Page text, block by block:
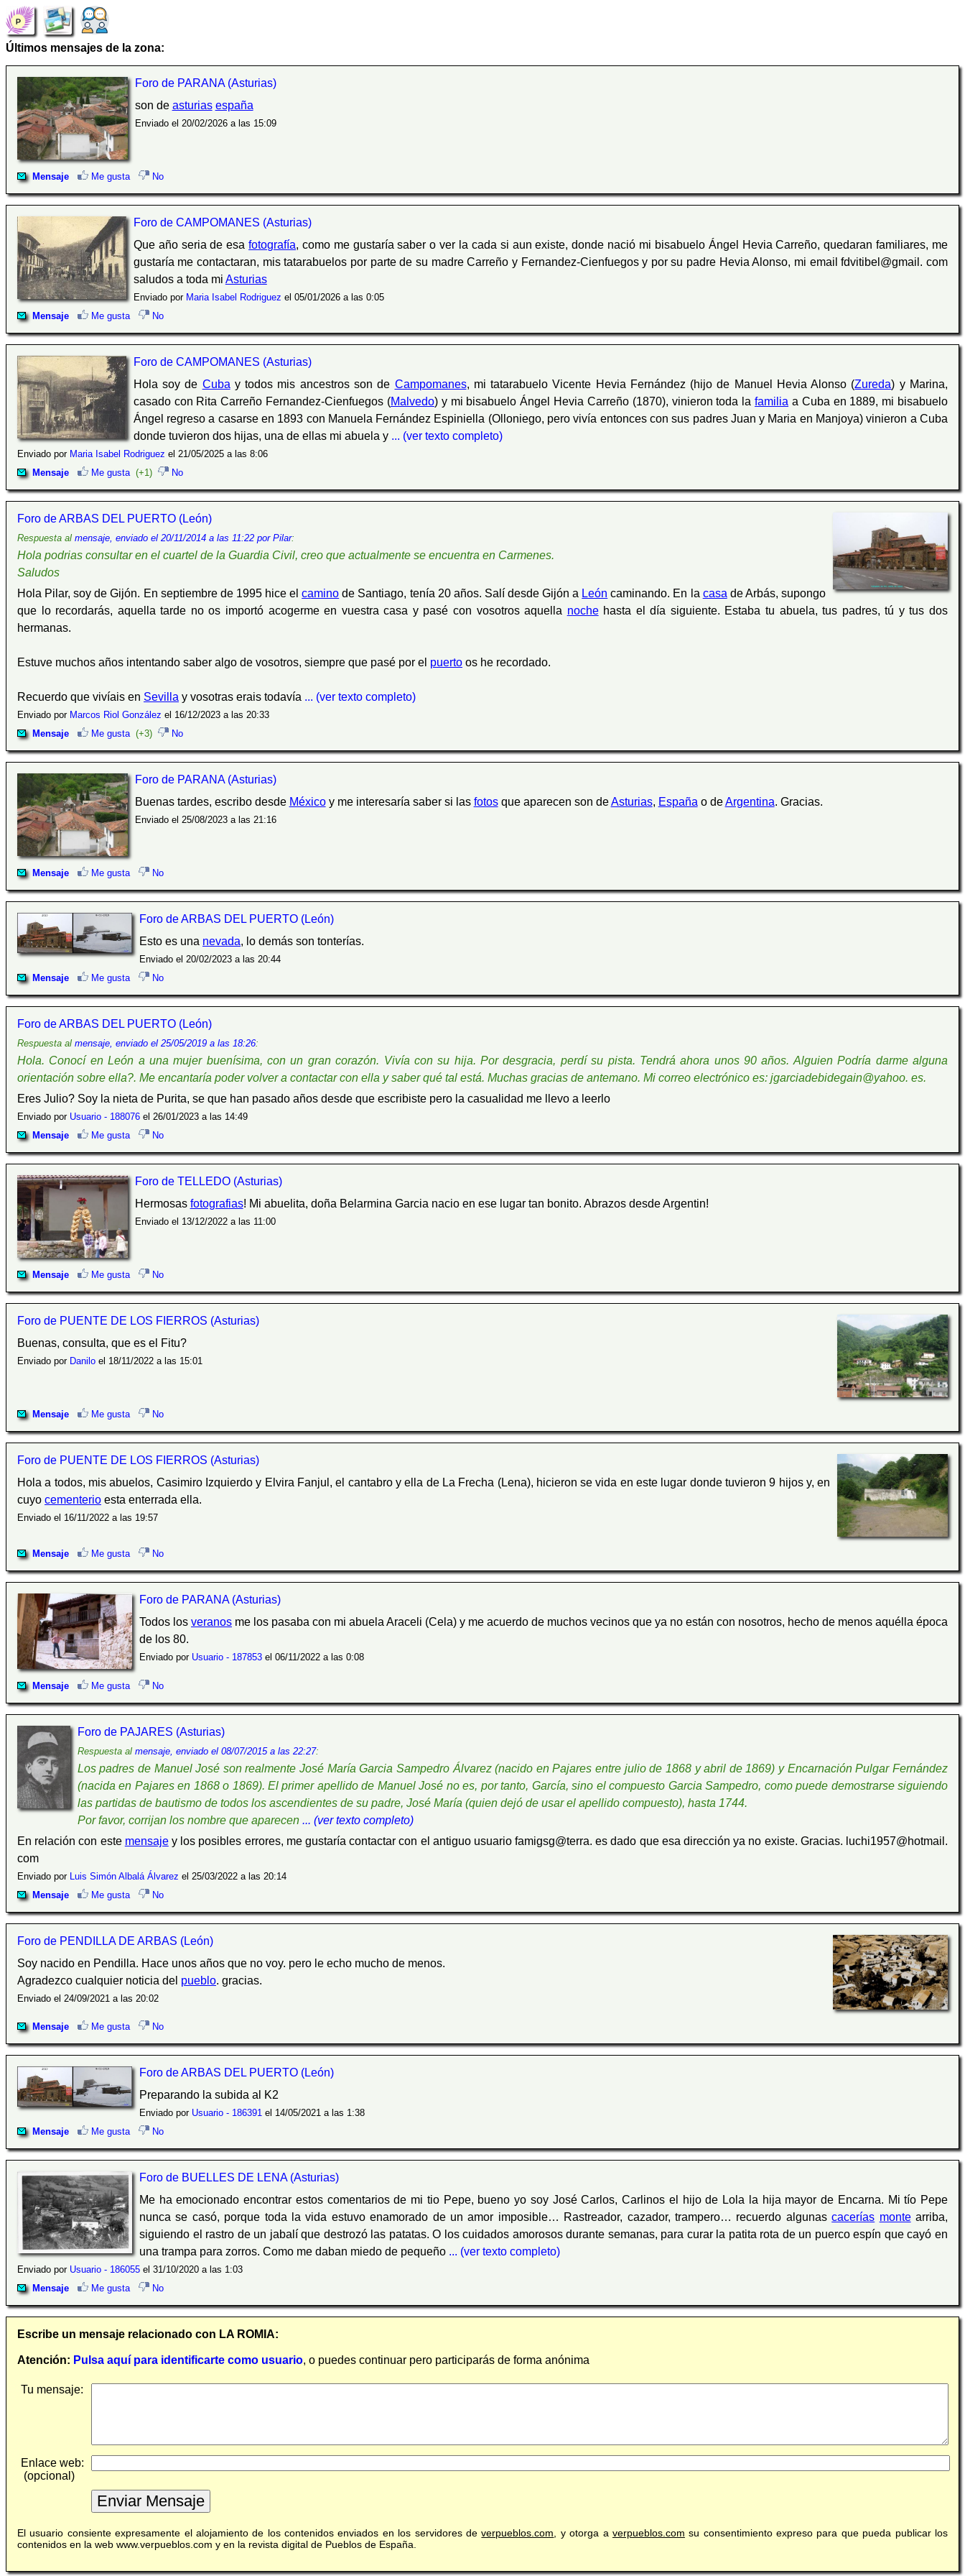
Últimos mensajes de la zona:
Foro de PARANA (Asturias)
son de asturias españa
Enviado el 20/02/2026 a las 15:09
Mensaje Me gusta No
Foro de CAMPOMANES (Asturias)
Que año seria de esafotografía, como me gustaría saber o ver la cada si aun existe, donde nació mi bisabuelo Ángel Hevia Carreño, quedaran familiares, me
gustaría me contactaran, mis tatarabuelos por parte de su madre Carreño y Fernandez-Cienfuegos y por su padre Hevia Alonso, mi email fdvitibel@gmail. com
saludos a toda mi Asturias
Enviado por Maria Isabel Rodriguez el 05/01/2026 a las 0:05
Mensaje
Me gusta No
Foro de CAMPOMANES (Asturias)
Hola soy de Cuba y todos mis ancestros son de Campomanes, mi tatarabuelo Vicente Hevia Fernández (hijo de Manuel Hevia Alonso (Zureda) y Marina,
casado con Rita Carreño Fernandez-Cienfuegos (Malvedo) y mi bisabuelo Ángel Hevia Carreño (1870), vinieron toda lafamilia a Cuba en 1889, mi bisabuelo
Ángel regreso a casarse en 1893 con Manuela Fernández Espiniella (Olloniego, pero vivía entonces con sus padres Juan y Maria en Manjoya) vinieron a Cuba
donde tuvieron dos hijas, una de ellas mi abuela y ... (ver texto completo)
Enviado por Maria Isabel Rodriguez el 21/05/2025 a las 8:06
Mensaje
Me gusta (+1) No
Foro de ARBAS DEL PUERTO (León)
Respuesta al mensaje, enviado el 20/11/2014 a las 11:22 por Pilar:
Hola podrias consultar en el cuartel de la Guardia Civil, creo que actualmente se encuentra en Carmenes.
Saludos
Hola Pilar, soy de Gijón. En septiembre de 1995 hice elcamino de Santiago, tenía 20 años. Salí desde Gijón a León caminando. En la casa de Arbás, supongo
que lo recordarás, aquella tarde no os importó acogerme en vuestra casa y pasé con vosotros aquella nochehasta el día siguiente. Estaba tu abuela, tus padres, tú y tus dos
hermanas.
Estuve muchos años intentando saber algo de vosotros, siempre que pasé por el puerto os he recordado.
Recuerdo que vivíais en Sevilla y vosotras erais todavía ... (ver texto completo)
Enviado por Marcos Riol González el 16/12/2023 a las 20:33
Mensaje
Me gusta (+3) No
Foro de PARANA (Asturias)
Buenas tardes, escribo desde Méxicoy me interesaría saber si las fotosque aparecen son deAsturias, España o deArgentina. Gracias.
Enviado el 25/08/2023 a las 21:16
Mensaje Me gusta No
Foro de ARBAS DEL PUERTO (León)
Esto es una nevada, lo demás son tonterías.
Enviado el 20/02/2023 a las 20:44
Mensaje
Me gusta No
Foro de ARBAS DEL PUERTO (León)
Respuesta al mensaje, enviado el 25/05/2019 a las 18:26:
Hola. Conocí en León a una mujer buenísima, con un gran corazón. Vivía con su hija. Por desgracia, perdí su pista. Tendrá ahora unos 90 años. Alguien Podría darme alguna
orientación sobre ella?. Me encantaría poder volver a contactar con ella y saber qué tal está. Muchas gracias de antemano. Mi correo electrónico es: jgarciadebidegain@yahoo. es.
Eres Julio? Soy la nieta de Purita, se que han pasado años desde que escribiste pero la casualidad me llevo a leerlo
Enviado por Usuario - 188076 el 26/01/2023 a las 14:49
Mensaje
Me gusta No
Foro de TELLEDO (Asturias)
Hermosas fotografias! Mi abuelita, doña Belarmina Garcia nacio en ese lugar tan bonito. Abrazos desde Argentin!
Enviado el 13/12/2022 a las 11:00
Mensaje Me gusta No
Foro de PUENTE DE LOS FIERROS (Asturias)
Buenas, consulta, que es el Fitu?
Enviado por Danilo el 18/11/2022 a las 15:01
Mensaje Me gusta No
Foro de PUENTE DE LOS FIERROS (Asturias)
Hola a todos, mis abuelos, Casimiro Izquierdo y Elvira Fanjul, el cantabro y ella de La Frecha (Lena), hicieron se vida en este lugar donde tuvieron 9 hijos y, en
cuyo cementerio esta enterrada ella.
Enviado el 16/11/2022 a las 19:57
Mensaje Me gusta No
Foro de PARANA (Asturias)
Todos los veranos me los pasaba con mi abuela Araceli (Cela) y me acuerdo de muchos vecinos que ya no están con nosotros, hecho de menos aquélla época
de los 80.
Enviado por Usuario - 187853 el 06/11/2022 a las 0:08
Mensaje Me gusta No
Foro de PAJARES (Asturias)
Respuesta al mensaje, enviado el 08/07/2015 a las 22:27:
Los padres de Manuel José son realmente José María Garcia Sampedro Álvarez (nacido en Pajares entre julio de 1868 y abril de 1869) y Encarnación Pulgar Fernández
(nacida en Pajares en 1868 o 1869). El primer apellido de Manuel José no es, por tanto, García, sino el compuesto Garcia Sampedro, como puede demostrarse siguiendo
las partidas de bautismo de todos los ascendientes de su padre, José María (quien dejó de usar el apellido compuesto), hasta 1744.
Por favor, corrijan los nombre que aparecen ... (ver texto completo)
En relación con este mensajey los posibles errores, me gustaría contactar con el antiguo usuario famigsg@terra. es dado que esa dirección ya no existe. Gracias. luchi1957@hotmail.
com
Enviado por Luis Simón Albalá Álvarez el 25/03/2022 a las 20:14
Mensaje
Me gusta No
Foro de PENDILLA DE ARBAS (León)
Soy nacido en Pendilla. Hace unos años que no voy. pero le echo mucho de menos.
Agradezco cualquier noticia del pueblo. gracias.
Enviado el 24/09/2021 a las 20:02
Mensaje Me gusta No
Foro de ARBAS DEL PUERTO (León)
Preparando la subida al K2
Enviado por Usuario - 186391 el 14/05/2021 a las 1:38
Mensaje
Me gusta No
Foro de BUELLES DE LENA (Asturias)
Me ha emocionado encontrar estos comentarios de mi tio Pepe, bueno yo soy José Carlos, Carlinos el hijo de Lola la hija mayor de Encarna. Mi tío Pepe
nunca se casó, porque toda la vida estuvo enamorado de un amor imposible… Rastreador, cazador, trampero… recuerdo algunascacerías montearriba,
siguiendo el rastro de un jabalí que destrozó las patatas. O los cuidados amorosos durante semanas, para curar la patita rota de un puerco espín que cayó en
una trampa para zorros. Como me daban miedo de pequeño ... (ver texto completo)
Enviado por Usuario - 186055 el 31/10/2020 a las 1:03
Mensaje
Me gusta No
Escribe un mensaje relacionado con LA ROMIA:
Atención: Pulsa aquí para identificarte como usuario, o puedes continuar pero participarás de forma anónima
Tu mensaje:
Enlace web:
(opcional)
El usuario consiente expresamente el alojamiento de los contenidos enviados en los servidores deverpueblos.com , y otorga a verpueblos.com su consentimiento expreso para que pueda publicar los
contenidos en la web www.verpueblos.com y en la revista digital de Pueblos de España.